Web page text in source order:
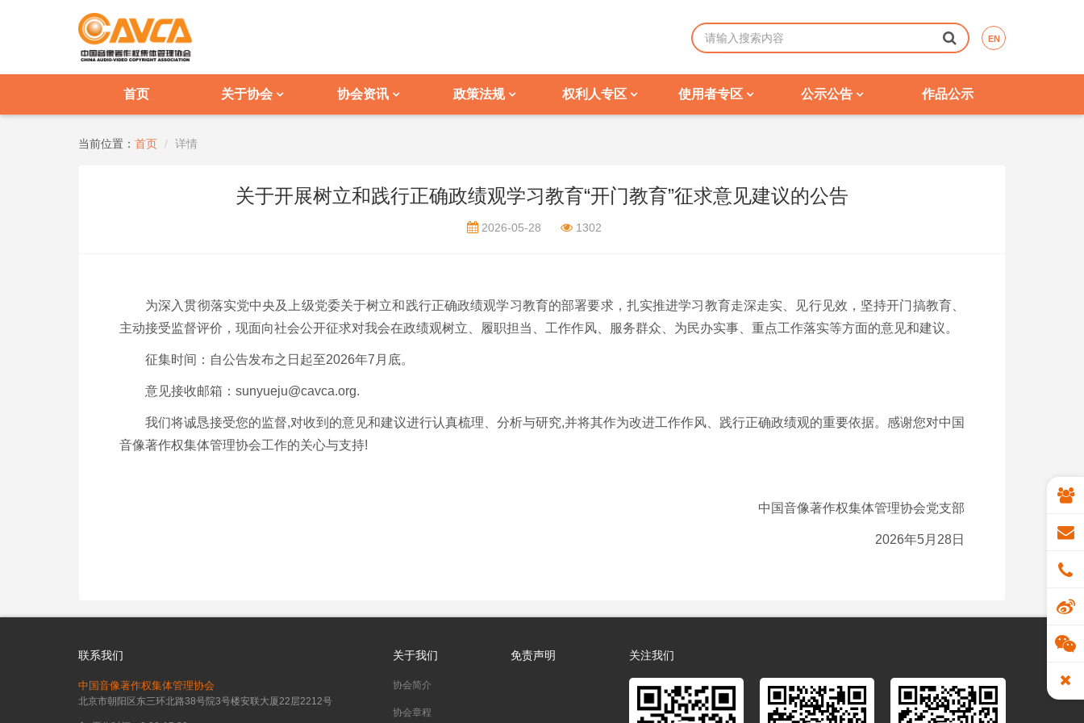
EN
首页 关于协会 协会资讯 政策法规 权利人专区 使用者专区 公示公告 作品公示
当前位置： 首页 详情
关于开展树立和践行正确政绩观学习教育“开门教育”征求意见建议的公告
2026-05-28 1302
为深入贯彻落实党中央及上级党委关于树立和践行正确政绩观学习教育的部署要求，扎实推进学习教育走深走实、见行见效，坚持开门搞教育、
主动接受监督评价，现面向社会公开征求对我会在政绩观树立、履职担当、工作作风、服务群众、为民办实事、重点工作落实等方面的意见和建议。
征集时间：自公告发布之日起至2026年7月底。
意见接收邮箱：sunyueju@cavca.org.
我们将诚恳接受您的监督,对收到的意见和建议进行认真梳理、分析与研究,并将其作为改进工作作风、践行正确政绩观的重要依据。感谢您对中国
音像著作权集体管理协会工作的关心与支持!
中国音像著作权集体管理协会党支部
2026年5月28日
联系我们
中国音像著作权集体管理协会
北京市朝阳区东三环北路38号院3号楼安联大厦22层2212号
关于我们
协会简介
协会章程
免责声明 关注我们